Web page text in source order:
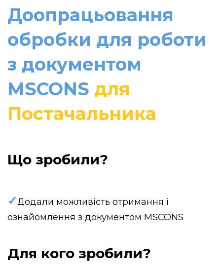
Доопрацьовання
обробки для роботи
з документом
MSCONS для
Постачальника
Що зробили?
✓Додали можливість отримання і
ознайомлення з документом MSCONS
Для кого зробили?